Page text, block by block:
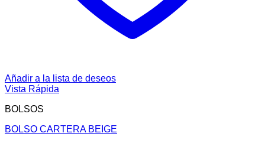
Añadir a la lista de deseos
Vista Rápida
BOLSOS
BOLSO CARTERA BEIGE